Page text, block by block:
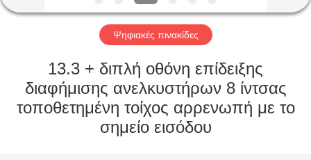
ΓΎΡΟΣ
ΕΡΓΟΣΤΑΣΊΩΝ
ΠΟΙΟΤΙΚΌΣ
ΈΛΕΓΧΟΣ
Ψηφιακές πινακίδες
13.3 + διπλή οθόνη επίδειξης
διαφήμισης ανελκυστήρων 8 ίντσας
τοποθετημένη τοίχος αρρενωπή με το
σημείο εισόδου